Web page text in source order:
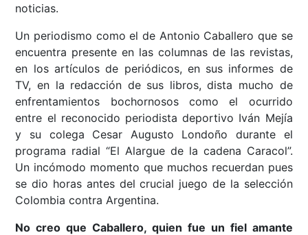
noticias.
Un periodismo como el de Antonio Caballero que se
encuentra presente en las columnas de las revistas,
en los artículos de periódicos, en sus informes de
TV, en la redacción de sus libros, dista mucho de
enfrentamientos bochornosos como el ocurrido
entre el reconocido periodista deportivo Iván Mejía
y su colega Cesar Augusto Londoño durante el
programa radial “El Alargue de la cadena Caracol”.
Un incómodo momento que muchos recuerdan pues
se dio horas antes del crucial juego de la selección
Colombia contra Argentina.
No creo que Caballero, quien fue un fiel amante